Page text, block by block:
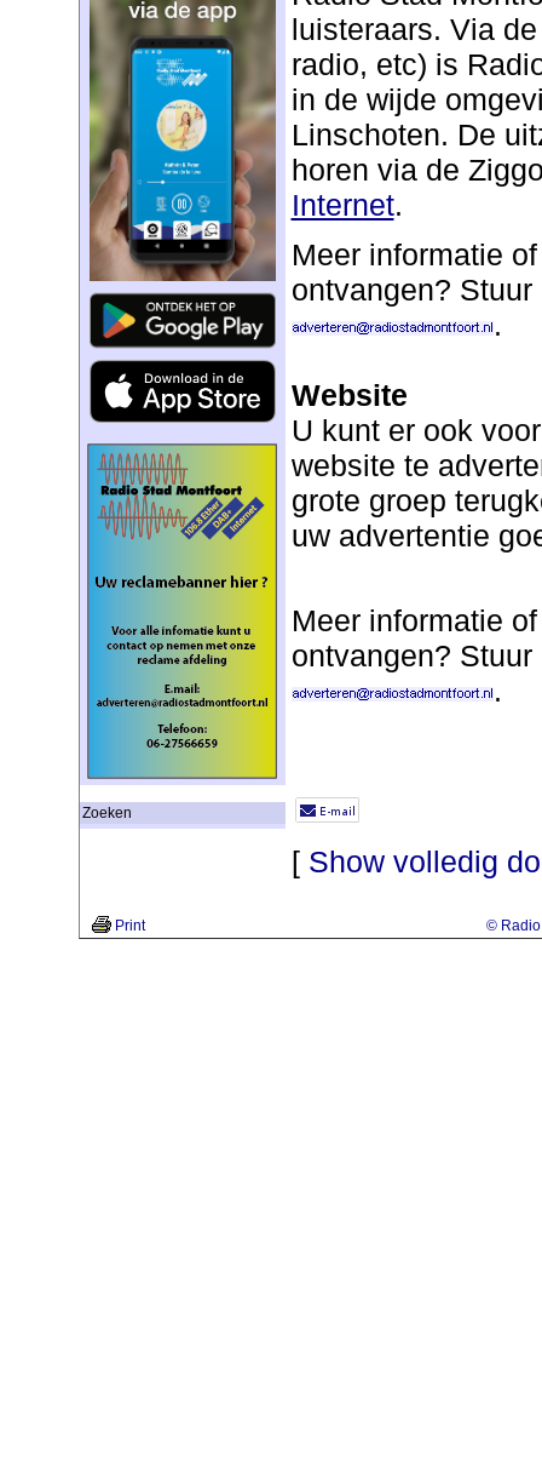
Zoeken
luisteraars. Via
radio, etc) is
in de wijde
Linschoten. De
horen via de
Internet.
Meer informatie
ontvangen?
.
Website
U kunt er ook
website te
grote groep
uw advertentie
Meer informatie
ontvangen?
.
[ Show volledig
Print © Radio